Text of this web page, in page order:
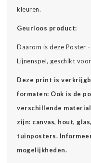
kleuren.
Geurloos product:
Daarom is deze Poster
Lijnenspel, geschikt
Deze print is
formaten: Ook is de
verschillende
zijn: canvas, hout,
tuinposters.
mogelijkheden.